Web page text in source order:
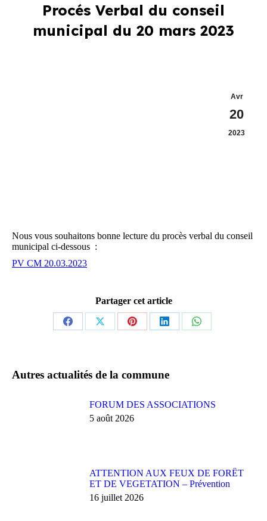
Procés Verbal du conseil
municipal du 20 mars 2023
Avr
20
2023
Nous vous souhaitons bonne lecture du procès verbal du conseil
municipal ci-dessous :
PV CM 20.03.2023
Partager cet article
PartagerPartagerPartagerPartagerPartager
Autres actualités de la commune
FORUM DES ASSOCIATIONS
5 août 2026
ATTENTION AUX FEUX DE FORÊT
ET DE VEGETATION – Prévention
16 juillet 2026